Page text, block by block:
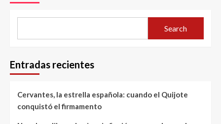
Search
Entradas recientes
Cervantes, la estrella española: cuando el Quijote
conquistó el firmamento